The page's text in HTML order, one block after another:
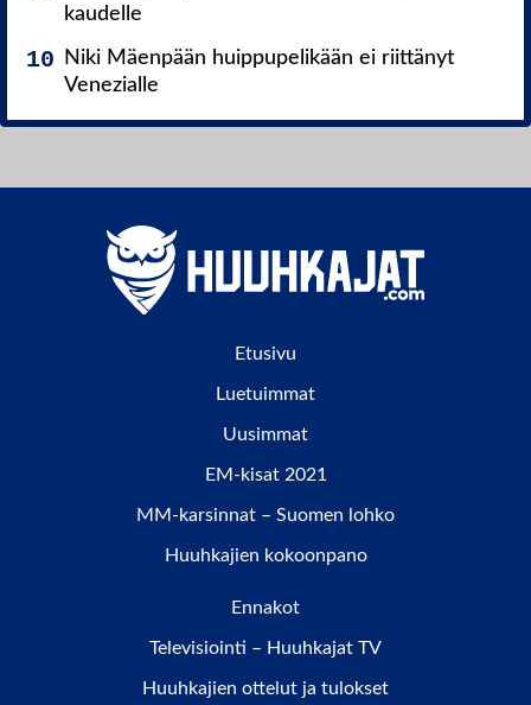
kaudelle
Niki Mäenpään huippupelikään ei riittänyt
Venezialle
Etusivu
Luetuimmat
Uusimmat
EM-kisat 2021
MM-karsinnat – Suomen lohko
Huuhkajien kokoonpano
Ennakot
Televisiointi – Huuhkajat TV
Huuhkajien ottelut ja tulokset